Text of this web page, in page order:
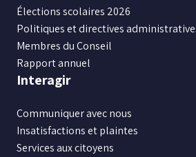
Élections scolaires 2026
Politiques et directives
Membres du Conseil
Rapport annuel
Interagir
Communiquer avec nous
Insatisfactions et plaintes
Services aux citoyens